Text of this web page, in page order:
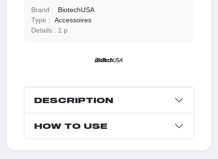
Brand :
BiotechUSA
Type :
Accessoires
Details :
1 p
DESCRIPTION
HOW TO USE